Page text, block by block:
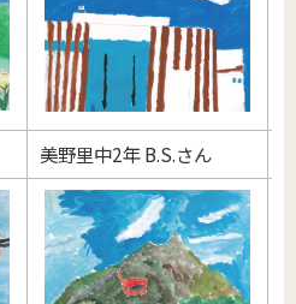
美野里中2年 B.S.さん